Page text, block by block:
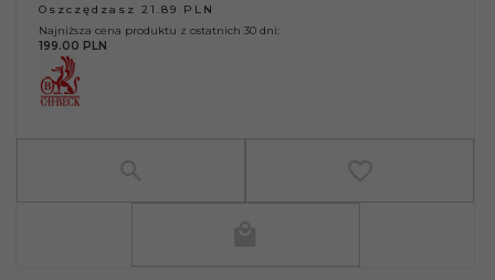
Oszczędzasz 21.89 PLN
Najniższa cena produktu z ostatnich 30 dni:
199.00 PLN